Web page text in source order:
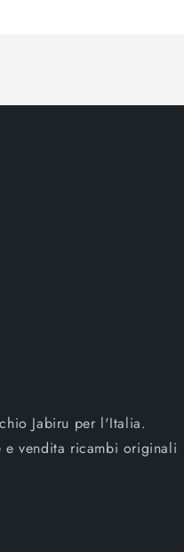
Jabiru per l'Italia.
e vendita ricambi originali